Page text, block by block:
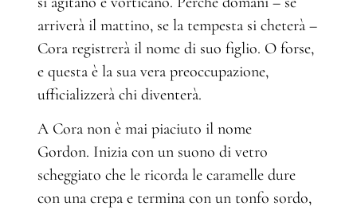
arriverà il mattino, se la tempesta si cheterà –
Cora registrerà il nome di suo figlio. O forse,
e questa è la sua vera preoccupazione,
ufficializzerà chi diventerà.
A Cora non è mai piaciuto il nome
Gordon. Inizia con un suono di vetro
scheggiato che le ricorda le caramelle dure
con una crepa e termina con un tonfo sordo,